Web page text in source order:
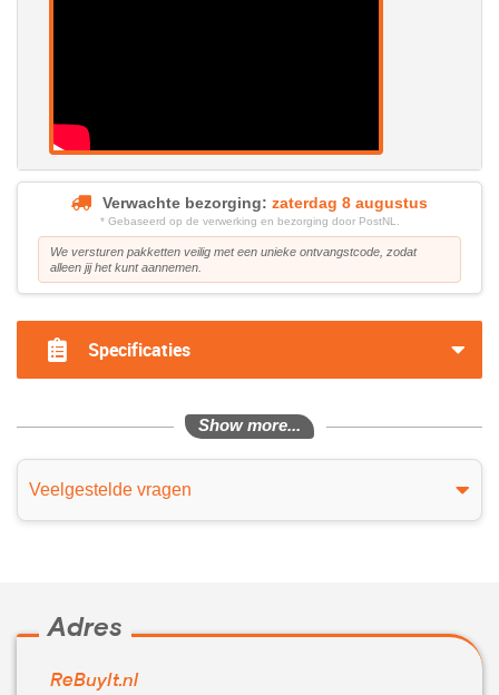
Verwachte bezorging: zaterdag 8 augustus
* Gebaseerd op de verwerking en bezorging door PostNL.
We versturen pakketten veilig met een unieke ontvangstcode, zodat
alleen jij het kunt aannemen.
Specificaties
Show more...
Veelgestelde vragen
Adres
ReBuyIt.nl